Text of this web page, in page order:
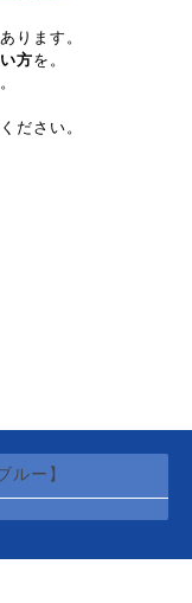
ります。
方を。
ださい。
ルー】